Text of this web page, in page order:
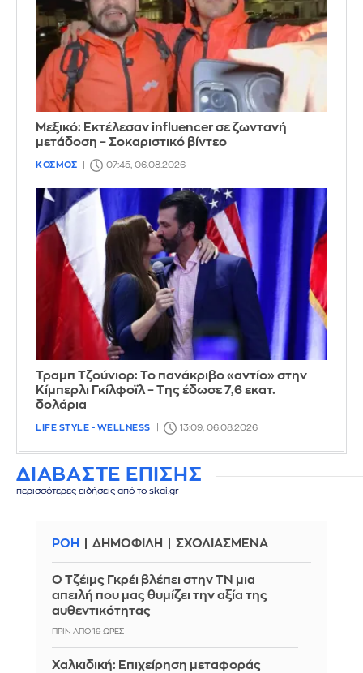
Μεξικό: Εκτέλεσαν influencer σε ζωντανή
μετάδοση – Σοκαριστικό βίντεο
ΚΟΣΜΟΣ 07:45, 06.08.2026
Τραμπ Τζούνιορ: Το πανάκριβο «αντίο» στην
Κίμπερλι Γκίλφοϊλ – Της έδωσε 7,6 εκατ.
δολάρια
LIFE STYLE - WELLNESS 13:09, 06.08.2026
ΔΙΑΒΑΣΤΕ ΕΠΙΣΗΣ
περισσότερες ειδήσεις από το skai.gr
ΡΟΗ ΔΗΜΟΦΙΛΗ ΣΧΟΛΙΑΣΜΕΝΑ
Ο Τζέιμς Γκρέι βλέπει στην ΤΝ μια
απειλή που μας θυμίζει την αξία της
αυθεντικότητας
ΠΡΙΝ ΑΠΌ 19 ΏΡΕΣ
Χαλκιδική: Επιχείρηση μεταφοράς